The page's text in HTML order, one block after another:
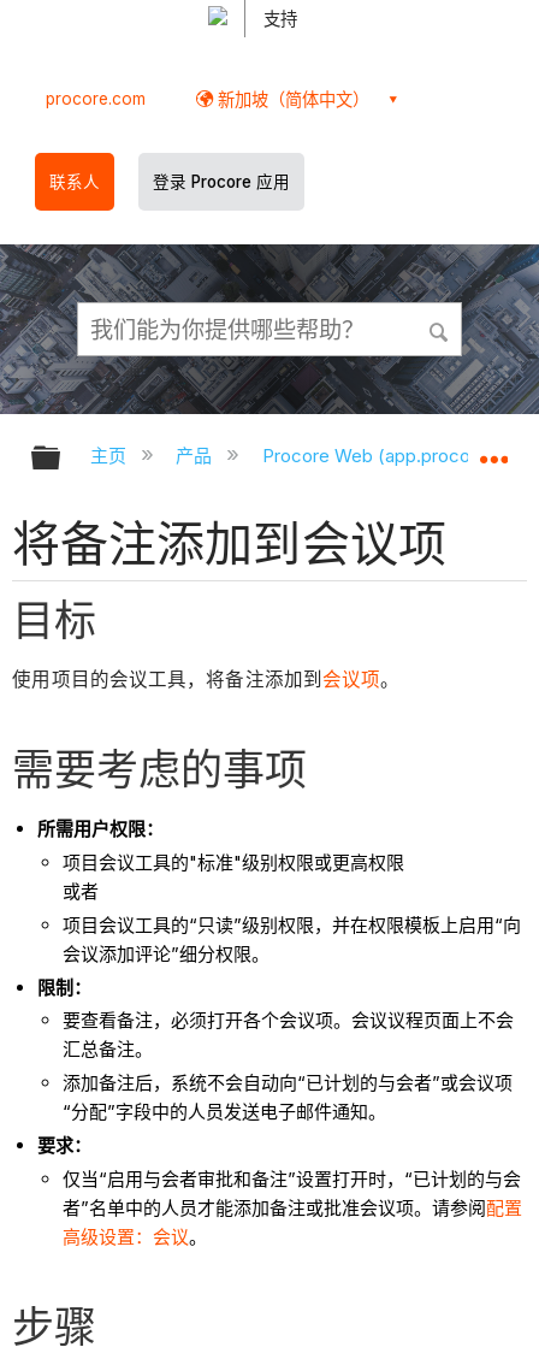
支持
procore.com 新加坡（简体中文）
联系人 登录 Procore 应用
扩展/隐缩全局层次
主页 产品 Procore Web
将备注添加到会议项
目标
使用项目的会议工具，将备注添加到 会议项。
需要考虑的事项
所需用户权限：
项目会议工具的"标准"级别权限或更高权限
或者
项目会议工具的“只读”级别权限，并在权限模板上启用“向
会议添加评论”细分权限。
限制：
要查看备注，必须打开各个会议项。会议议程页面上不会
汇总备注。
添加备注后，系统不会自动向“已计划的与会者”或会议项
“分配”字段中的人员发送电子邮件通知。
要求：
仅当“启用与会者审批和备注”设置打开时，“已计划的与会
者”名单中的人员才能添加备注或批准会议项。请参阅配置
高级设置：会议。
步骤